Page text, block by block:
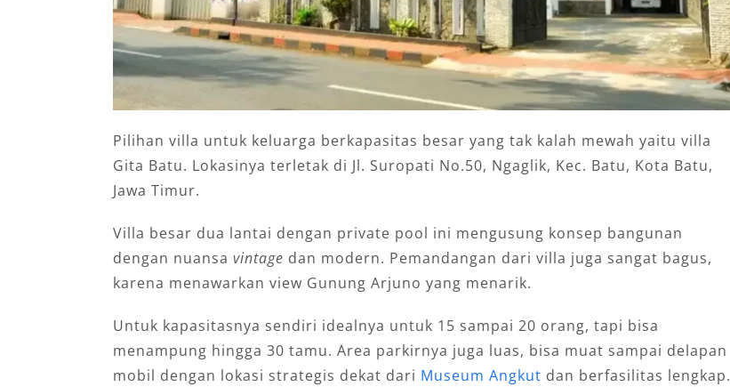
Pilihan villa untuk keluarga berkapasitas besar yang tak kalah mewah yaitu villa
Gita Batu. Lokasinya terletak di Jl. Suropati No.50, Ngaglik, Kec. Batu, Kota Batu,
Jawa Timur.
Villa besar dua lantai dengan private pool ini mengusung konsep bangunan
dengan nuansa vintage dan modern. Pemandangan dari villa juga sangat bagus,
karena menawarkan view Gunung Arjuno yang menarik.
Untuk kapasitasnya sendiri idealnya untuk 15 sampai 20 orang, tapi bisa
menampung hingga 30 tamu. Area parkirnya juga luas, bisa muat sampai delapan
mobil dengan lokasi strategis dekat dari Museum Angkut dan berfasilitas lengkap.